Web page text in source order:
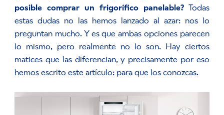
posible comprar un frigorífico panelable? Todas
estas dudas no las hemos lanzado al azar: nos lo
preguntan mucho. Y es que ambas opciones parecen
lo mismo, pero realmente no lo son. Hay ciertos
matices que las diferencian, y precisamente por eso
hemos escrito este artículo: para que los conozcas.